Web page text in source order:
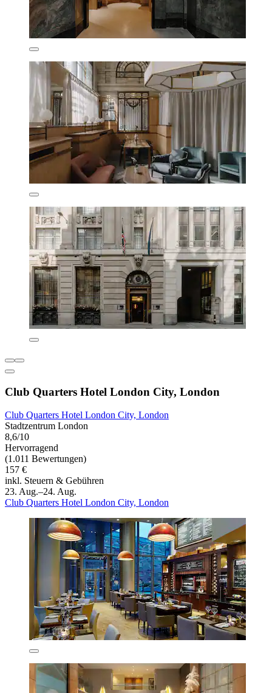
Club Quarters Hotel London City, London
Club Quarters Hotel London City, London
Stadtzentrum London
8,6/10
Hervorragend
(1.011 Bewertungen)
157 €
inkl. Steuern & Gebühren
23. Aug.–24. Aug.
Club Quarters Hotel London City, London